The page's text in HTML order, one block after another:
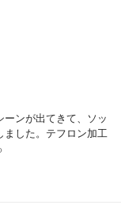
ーンが出てきて、ソッ
ました。テフロン加工